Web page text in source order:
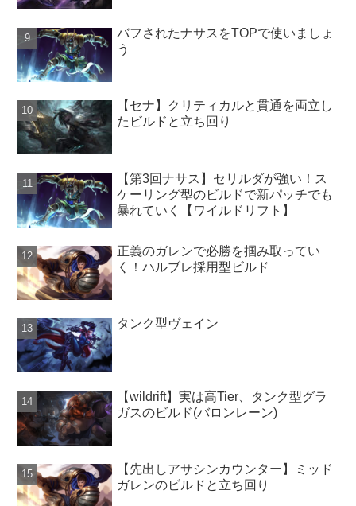
バフされたナサスをTOPで使いましょ
う
【セナ】クリティカルと貫通を両立し
たビルドと立ち回り
【第3回ナサス】セリルダが強い！ス
ケーリング型のビルドで新パッチでも
暴れていく【ワイルドリフト】
正義のガレンで必勝を掴み取ってい
く！ハルブレ採用型ビルド
タンク型ヴェイン
【wildrift】実は高Tier、タンク型グラ
ガスのビルド(バロンレーン)
【先出しアサシンカウンター】ミッド
ガレンのビルドと立ち回り